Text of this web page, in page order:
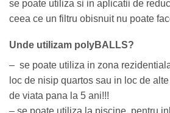
se poate utiliza si in aplicatii de
ceea ce un filtru obisnuit nu poate
Unde utilizam polyBALLS?
– se poate utiliza in zona
loc de nisip quartos sau in loc de
de viata pana la 5 ani!!!
– se poate utiliza la piscine, pentru